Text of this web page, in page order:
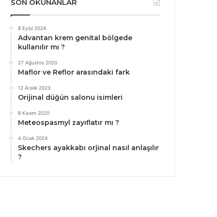
SON OKUNANLAR
8 Eylül 2024
Advantan krem genital bölgede
kullanılır mı ?
27 Ağustos 2020
Maflor ve Reflor arasındaki fark
12 Aralık 2023
Orijinal düğün salonu isimleri
8 Kasım 2020
Meteospasmyl zayıflatır mı ?
4 Ocak 2024
Skechers ayakkabı orjinal nasıl anlaşılır
?